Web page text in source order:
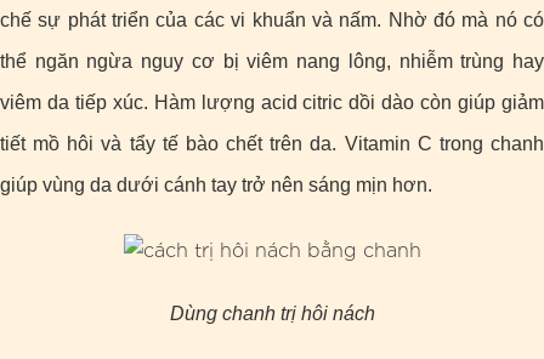
chế sự phát triển của các vi khuẩn và nấm. Nhờ đó mà nó có
thể ngăn ngừa nguy cơ bị viêm nang lông, nhiễm trùng hay
viêm da tiếp xúc. Hàm lượng acid citric dồi dào còn giúp giảm
tiết mồ hôi và tẩy tế bào chết trên da. Vitamin C trong chanh
giúp vùng da dưới cánh tay trở nên sáng mịn hơn.
Dùng chanh trị hôi nách